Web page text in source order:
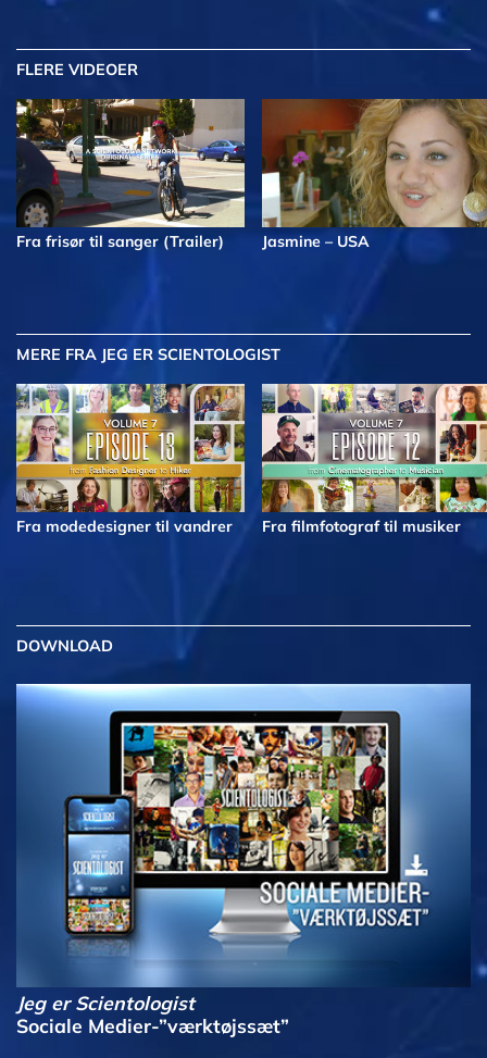
FLERE VIDEOER
Fra frisør til sanger (Trailer) Jasmine – USA
MERE FRA JEG ER SCIENTOLOGIST
Fra modedesigner til vandrer Fra filmfotograf til musiker
DOWNLOAD
Jeg er Scientologist
Sociale Medier-”værktøjssæt”